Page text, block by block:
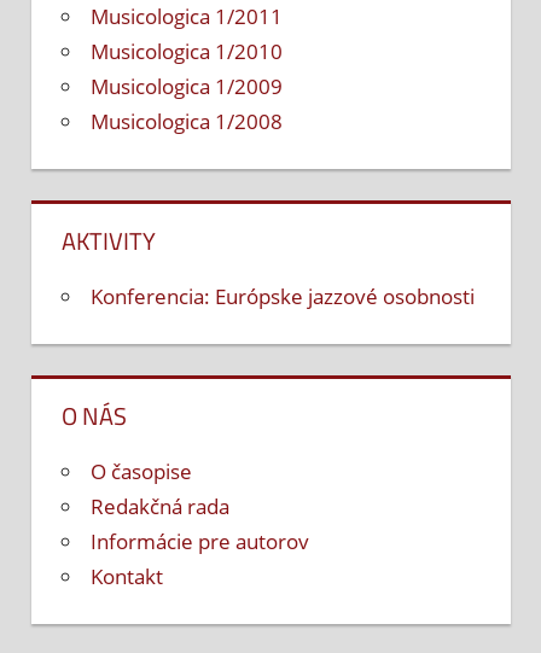
Musicologica 1/2011
Musicologica 1/2010
Musicologica 1/2009
Musicologica 1/2008
AKTIVITY
Konferencia: Európske jazzové osobnosti
O NÁS
O časopise
Redakčná rada
Informácie pre autorov
Kontakt